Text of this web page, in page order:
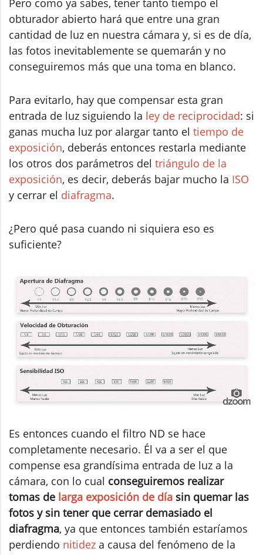
obturador abierto hará que entre una gran
cantidad de luz en nuestra cámara y, si es de día,
las fotos inevitablemente se quemarán y no
conseguiremos más que una toma en blanco.
Para evitarlo, hay que compensar esta gran
entrada de luz siguiendo la ley de reciprocidad: si
ganas mucha luz por alargar tanto el tiempo de
exposición, deberás entonces restarla mediante
los otros dos parámetros del triángulo de la
exposición, es decir, deberás bajar mucho la ISO
y cerrar el diafragma.
¿Pero qué pasa cuando ni siquiera eso es
suficiente?
Es entonces cuando el filtro ND se hace
completamente necesario. Él va a ser el que
compense esa grandísima entrada de luz a la
cámara, con lo cual conseguiremos realizar
tomas de larga exposición de día sin quemar las
fotos y sin tener que cerrar demasiado el
diafragma, ya que entonces también estaríamos
perdiendo nitidez a causa del fenómeno de la